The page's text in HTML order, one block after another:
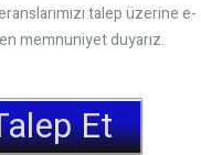
talep üzerine e-
memnuniyet duyarız.
Et